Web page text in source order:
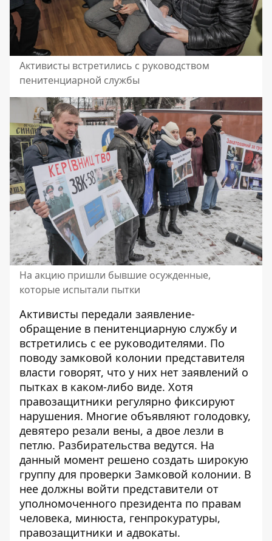
Активисты встретились с руководством
пенитенциарной службы
На акцию пришли бывшие осужденные,
которые испытали пытки
Активисты передали заявление-
обращение в пенитенциарную службу и
встретились с ее руководителями. По
поводу замковой колонии представителя
власти говорят, что у них нет заявлений о
пытках в каком-либо виде. Хотя
правозащитники регулярно фиксируют
нарушения. Многие объявляют голодовку,
девятеро резали вены, а двое лезли в
петлю. Разбирательства ведутся. На
данный момент решено создать широкую
группу для проверки Замковой колонии. В
нее должны войти представители от
уполномоченного президента по правам
человека, минюста, генпрокуратуры,
правозащитники и адвокаты.